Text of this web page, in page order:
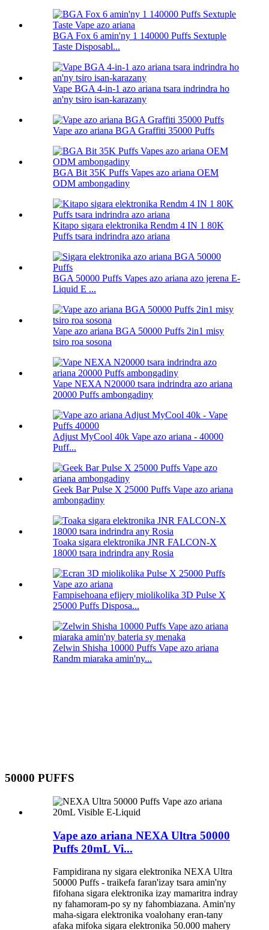
BGA Fox 6 amin'ny 1 140000 Puffs Sextuple
Taste Disposabl...
Vape BGA 4-in-1 azo ariana tsara indrindra ho
an'ny tsiro isan-karazany
Vape azo ariana BGA Graffiti 35000 Puffs
BGA Bit 35K Puffs Vapes azo ariana OEM
ODM ambongadiny
Kitapo sigara elektronika Rendm 4 IN 1 80K
Puffs tsara indrindra azo ariana
BGA 50000 Puffs Vapes azo ariana azo jerena E-
Liquid E ...
Vape azo ariana BGA 50000 Puffs 2in1 misy
tsiro roa sosona
Vape NEXA N20000 tsara indrindra azo ariana
20000 Puffs ambongadiny
Adjust MyCool 40k Vape azo ariana - 40000
Puff...
Geek Bar Pulse X 25000 Puffs Vape azo ariana
ambongadiny
Toaka sigara elektronika JNR FALCON-X
18000 tsara indrindra any Rosia
Fampisehoana efijery miolikolika 3D Pulse X
25000 Puffs Disposa...
Zelwin Shisha 10000 Puffs Vape azo ariana
Randm miaraka amin'ny...
50000 PUFFS
Vape azo ariana NEXA Ultra 50000
Puffs 20mL Vi...
Fampidirana ny sigara elektronika NEXA Ultra
50000 Puffs - traikefa faran'izay tsara amin'ny
fifohana sigara elektronika izay mamaritra indray
ny fahamoram-po sy ny fahombiazana. Amin'ny
maha-sigara elektronika voalohany eran-tany
afaka mifoka sigara elektronika 50.000 mahery